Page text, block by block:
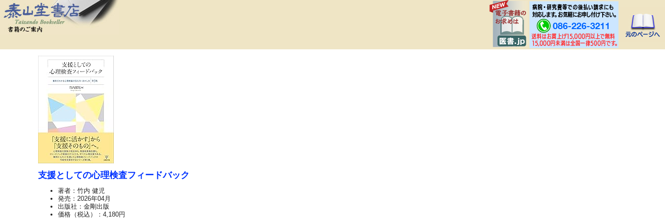
支援としての心理検査フィードバック
著者：竹内 健児
発売：2026年04月
出版社：金剛出版
価格（税込）：4,180円